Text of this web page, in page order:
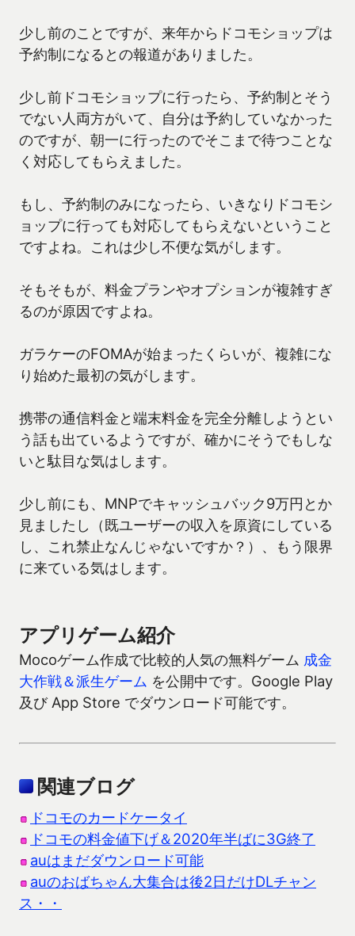
少し前のことですが、来年からドコモショップは
予約制になるとの報道がありました。
少し前ドコモショップに行ったら、予約制とそう
でない人両方がいて、自分は予約していなかった
のですが、朝一に行ったのでそこまで待つことな
く対応してもらえました。
もし、予約制のみになったら、いきなりドコモシ
ョップに行っても対応してもらえないということ
ですよね。これは少し不便な気がします。
そもそもが、料金プランやオプションが複雑すぎ
るのが原因ですよね。
ガラケーのFOMAが始まったくらいが、複雑にな
り始めた最初の気がします。
携帯の通信料金と端末料金を完全分離しようとい
う話も出ているようですが、確かにそうでもしな
いと駄目な気はします。
少し前にも、MNPでキャッシュバック9万円とか
見ましたし（既ユーザーの収入を原資にしている
し、これ禁止なんじゃないですか？）、もう限界
に来ている気はします。
アプリゲーム紹介
Mocoゲーム作成で比較的人気の無料ゲーム 成金
大作戦＆派生ゲーム を公開中です。Google Play
及び App Store でダウンロード可能です。
関連ブログ
ドコモのカードケータイ
ドコモの料金値下げ＆2020年半ばに3G終了
auはまだダウンロード可能
auのおばちゃん大集合は後2日だけDLチャン
ス・・